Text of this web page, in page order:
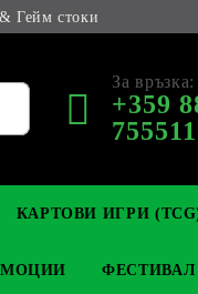
Гейм стоки
За връзка:
+359
КАРТОВИ ИГРИ